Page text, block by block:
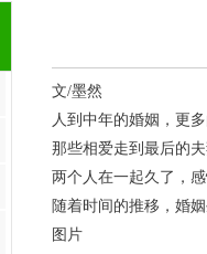
文/墨然
人到中年的婚姻，更
那些相爱走到最后的
两个人在一起久了，
随着时间的推移，婚
图片